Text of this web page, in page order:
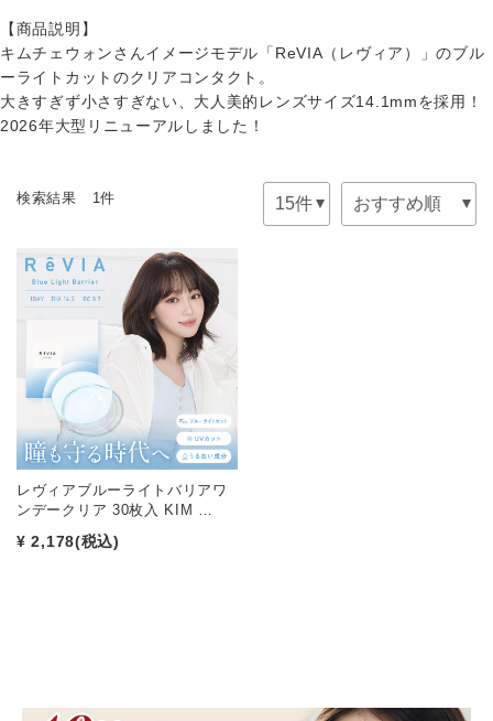
【商品説明】
キムチェウォンさんイメージモデル「ReVIA（レヴィア）」のブル
ーライトカットのクリアコンタクト。
大きすぎず小さすぎない、大人美的レンズサイズ14.1mmを採用！
2026年大型リニューアルしました！
検索結果 1件
レヴィアブルーライトバリアワ
ンデークリア 30枚入 KIM …
¥ 2,178(税込)